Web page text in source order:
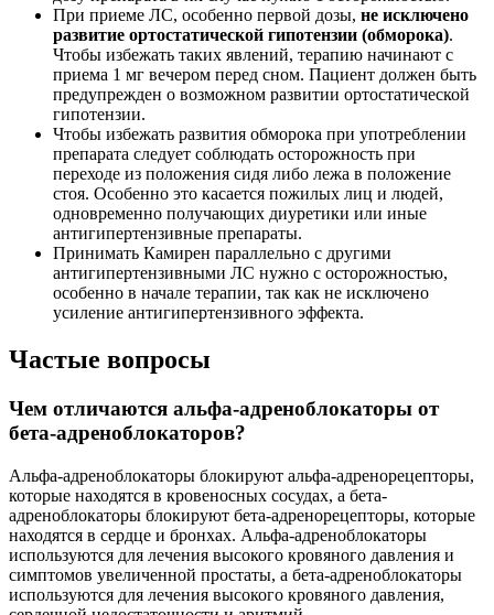
При приеме ЛС, особенно первой дозы, не исключено
развитие ортостатической гипотензии (обморока).
Чтобы избежать таких явлений, терапию начинают с
приема 1 мг вечером перед сном. Пациент должен быть
предупрежден о возможном развитии ортостатической
гипотензии.
Чтобы избежать развития обморока при употреблении
препарата следует соблюдать осторожность при
переходе из положения сидя либо лежа в положение
стоя. Особенно это касается пожилых лиц и людей,
одновременно получающих диуретики или иные
антигипертензивные препараты.
Принимать Камирен параллельно с другими
антигипертензивными ЛС нужно с осторожностью,
особенно в начале терапии, так как не исключено
усиление антигипертензивного эффекта.
Частые вопросы
Чем отличаются альфа-адреноблокаторы от
бета-адреноблокаторов?
Альфа-адреноблокаторы блокируют альфа-адренорецепторы,
которые находятся в кровеносных сосудах, а бета-
адреноблокаторы блокируют бета-адренорецепторы, которые
находятся в сердце и бронхах. Альфа-адреноблокаторы
используются для лечения высокого кровяного давления и
симптомов увеличенной простаты, а бета-адреноблокаторы
используются для лечения высокого кровяного давления,